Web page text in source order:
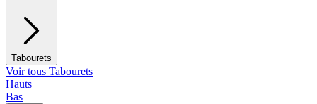
Tabourets
Voir tous Tabourets
Hauts
Bas